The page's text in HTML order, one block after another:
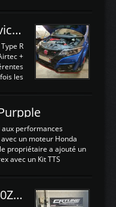
de la large bande
sweeney deepfake
sera connectée sur
GndAN pour
car l'information est une
variable d'un
le ...
Préparation Honda Civic Type R FK2
R
+
les
ou le
Une
sur le
fois
les ...
aux performances
un moteur Honda
propriétaire a ajouté un
avec un Kit TTS
de son moteur:
ajouté. 300Cv sans
Préparation Nissan 240Z SR20DET